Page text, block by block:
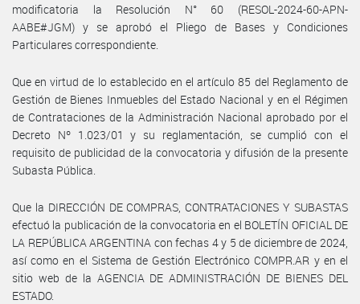
modificatoria la Resolución N° 60 (RESOL-2024-60-APN-
AABE#JGM) y se aprobó el Pliego de Bases y Condiciones
Particulares correspondiente.
Que en virtud de lo establecido en el artículo 85 del Reglamento de
Gestión de Bienes Inmuebles del Estado Nacional y en el Régimen
de Contrataciones de la Administración Nacional aprobado por el
Decreto Nº 1.023/01 y su reglamentación, se cumplió con el
requisito de publicidad de la convocatoria y difusión de la presente
Subasta Pública.
Que la DIRECCIÓN DE COMPRAS, CONTRATACIONES Y SUBASTAS
efectuó la publicación de la convocatoria en el BOLETÍN OFICIAL DE
LA REPÚBLICA ARGENTINA con fechas 4 y 5 de diciembre de 2024,
así como en el Sistema de Gestión Electrónico COMPR.AR y en el
sitio web de la AGENCIA DE ADMINISTRACIÓN DE BIENES DEL
ESTADO.